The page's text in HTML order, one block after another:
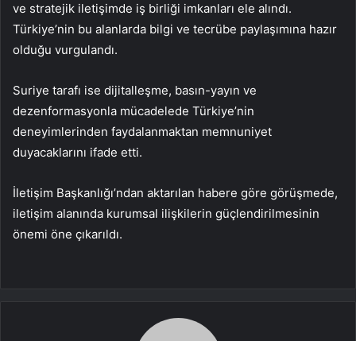
ve stratejik iletişimde iş birliği imkanları ele alındı.
Türkiye’nin bu alanlarda bilgi ve tecrübe paylaşımına hazır
olduğu vurgulandı.
Suriye tarafı ise dijitalleşme, basın-yayın ve
dezenformasyonla mücadelede Türkiye’nin
deneyimlerinden faydalanmaktan memnuniyet
duyacaklarını ifade etti.
İletişim Başkanlığı’ndan aktarılan habere göre görüşmede,
iletişim alanında kurumsal ilişkilerin güçlendirilmesinin
önemi öne çıkarıldı.